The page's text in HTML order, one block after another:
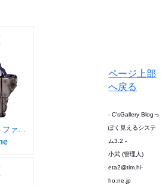
「ストリートファイター」シリーズ 春麗 1/6スケール プラスチック製 塗装済み完成品フィギュア
ページ上部
へ戻る
- C'sGallery Blogっ
ぽく見えるシステ
ム3.2 -
小武 (管理人)
eta2@tim.hi-
ho.ne.jp